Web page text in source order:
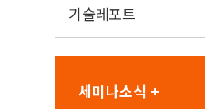
기술레포트
세미나소식 +